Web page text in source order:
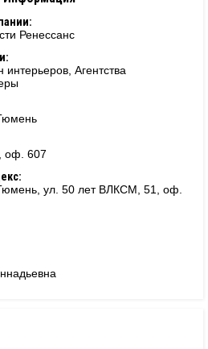
Ренессанс
Агентства
оф. 607
ул. 50 лет ВЛКСМ, 51, оф.